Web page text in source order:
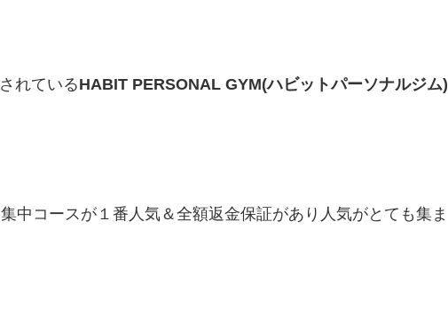
れているHABIT PERSONAL GYM(ハビットパーソナルジム)
中コースが１番人気＆全額返金保証があり人気がとても集ま